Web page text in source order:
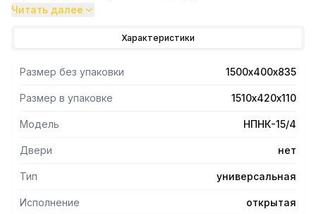
общественного питания. Конструкция выполнена из
Читать далее
Характеристики
Размер без упаковки 1500х400х835
Размер в упаковке 1510х420х110
Модель НПНК-15/4
Двери нет
Тип универсальная
Исполнение открытая